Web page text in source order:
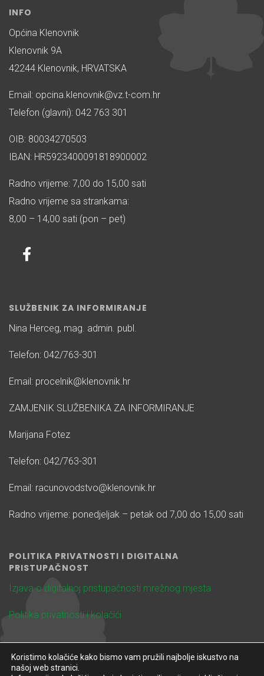
INFO
Općina Klenovnik
Klenovnik 9A
42244 Klenovnik, HRVATSKA
Email: opcina.klenovnik@vz.t-com.hr
Telefon (glavni): 042 763 301
OIB: 80034270503
IBAN: HR5923400091818900002
Radno vrijeme: 7,00 do 15,00 sati
Radno vrijeme sa strankama:
8,00 – 14,00 sati (pon – pet)
SLUŽBENIK ZA INFORMIRANJE
Nina Herceg, mag. admin. publ.
Telefon: 042/763-301
Email: procelnik@klenovnik.hr
ZAMJENIK SLUŽBENIKA ZA INFORMIRANJE
Marijana Fotez
Telefon: 042/763-301
Email: racunovodstvo@klenovnik.hr
Radno vrijeme: ponedjeljak – petak od 7,00 do 15,00 sati
POLITIKA PRIVATNOSTI I DIGITALNA
PRISTUPAČNOST
Izjava o digitalnoj pristupačnosti mrežnog mjesta
Politika privatnosti i kolačići
Koristimo kolačiće kako bismo vam pružili najbolje iskustvo na
našoj web stranici.